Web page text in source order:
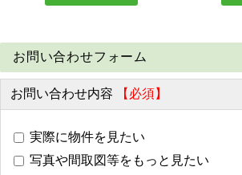
お問い合わせフォーム
お問い合わせ内容 【必須】
実際に物件を見たい
写真や間取図等をもっと見たい